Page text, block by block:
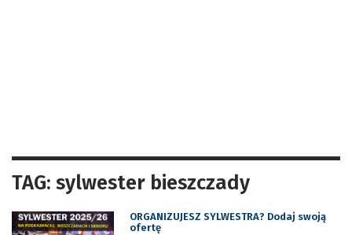
TAG: sylwester bieszczady
ORGANIZUJESZ SYLWESTRA? Dodaj swoją
ofertę